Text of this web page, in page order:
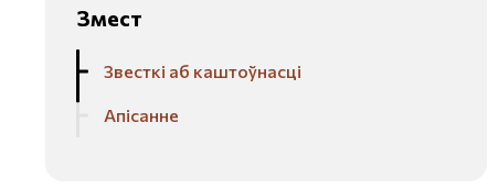
Змест
Звесткі аб каштоўнасці
Апісанне